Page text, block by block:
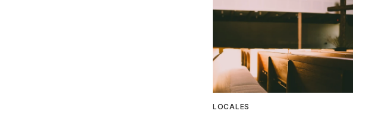
LOCALES